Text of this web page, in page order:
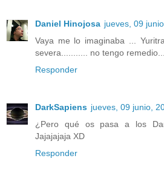
Daniel Hinojosa jueves, 09
Vaya me lo imaginaba ...
severa........... no tengo
Responder
DarkSapiens jueves, 09 junio,
¿Pero qué os pasa a los
Jajajajaja XD
Responder